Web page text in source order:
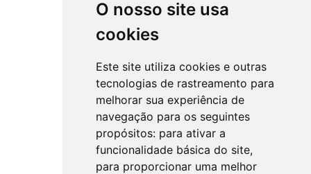
O nosso site usa
cookies
Este site utiliza cookies e outras
tecnologias de rastreamento para
melhorar sua experiência de
navegação para os seguintes
propósitos: para ativar a
funcionalidade básica do site,
para proporcionar uma melhor